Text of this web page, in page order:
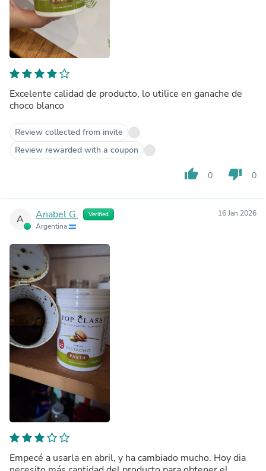
Excelente calidad de producto, lo utilice en ganache de
choco blanco
Review collected from invite
Review rewarded with a coupon
thumb_up 0 thumb_down 0
A Anabel G. Verified
Argentina
16 Jan 2026
Empecé a usarla en abril, y ha cambiado mucho. Hoy dia